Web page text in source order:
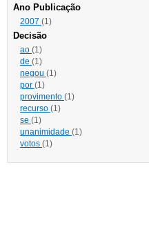
Ano Publicação
2007 (1)
Decisão
ao (1)
de (1)
negou (1)
por (1)
provimento (1)
recurso (1)
se (1)
unanimidade (1)
votos (1)